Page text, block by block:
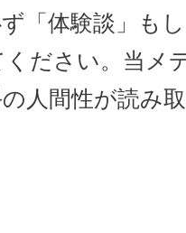
「体験談」も
ださい。当メ
人間性が読み